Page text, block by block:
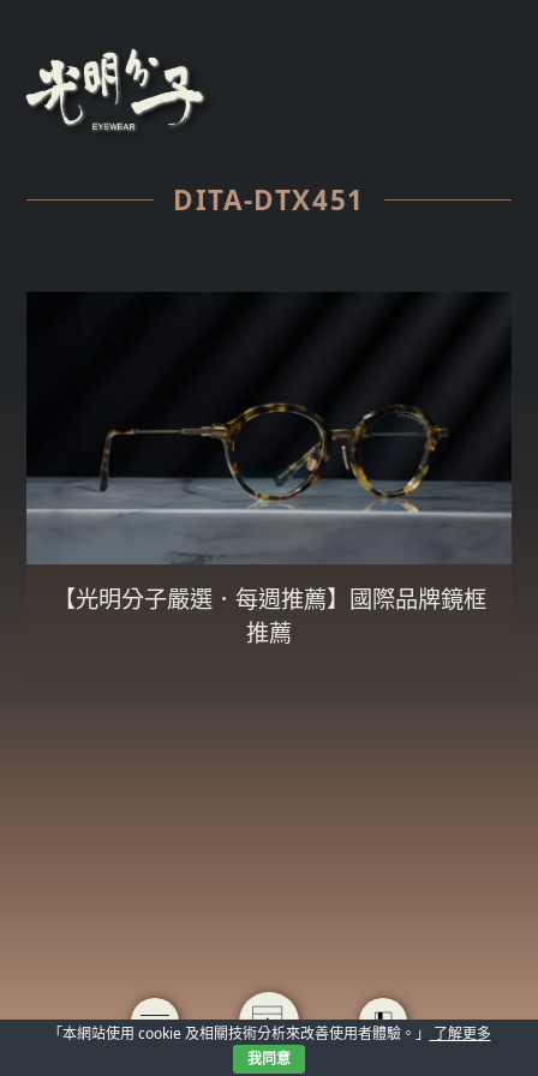
DITA-DTX451
【光明分子嚴選．每週推薦】國際品牌鏡框
推薦
「本網站使用 cookie 及相關技術分析來改善使用者體驗。」
了解更多
我同意